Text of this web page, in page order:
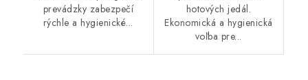
prevádzky zabezpečí
rýchle a hygienické...
hotových jedál.
Ekonomická a hygienická
voľba pre...